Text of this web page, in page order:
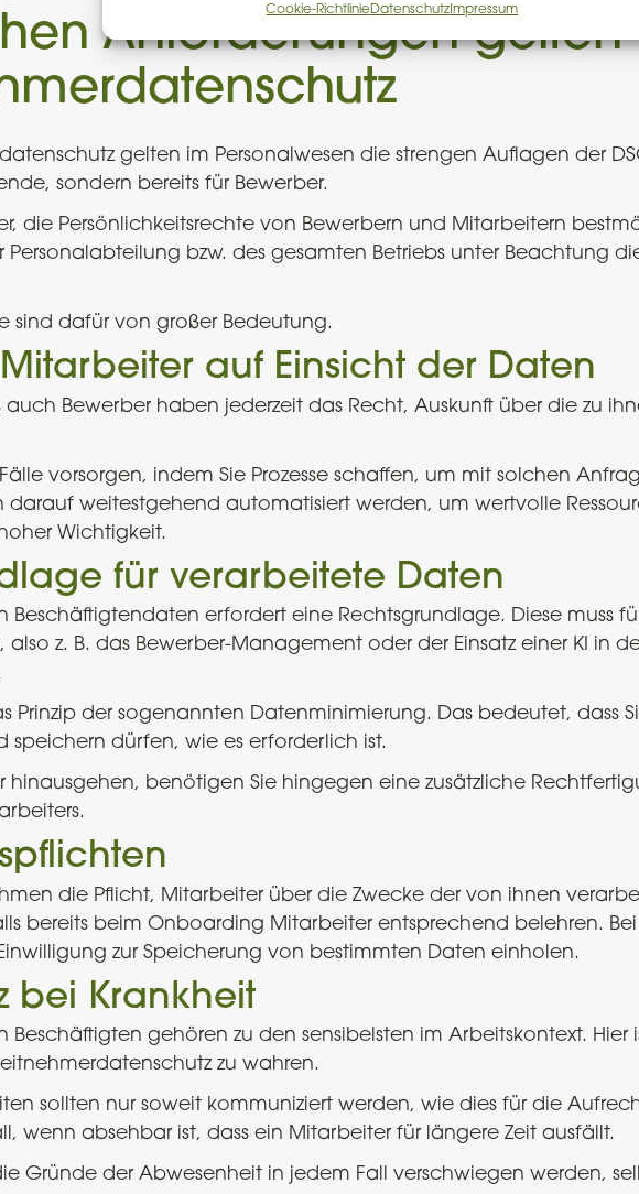
Cookie-RichtlinieDatenschutz Impressum
Anforderungen gelten
gelten im Personalwesen die strengen Auflagen der
sondern bereits für Bewerber.
die Persönlichkeitsrechte von Bewerbern und Mitarbeitern
bzw. des gesamten Betriebs unter Beachtung
sind dafür von großer Bedeutung.
auf Einsicht der Daten
Bewerber haben jederzeit das Recht, Auskunft über die zu
vorsorgen, indem Sie Prozesse schaffen, um mit solchen
weitestgehend automatisiert werden, um wertvolle
Wichtigkeit.
für verarbeitete Daten
Beschäftigtendaten erfordert eine Rechtsgrundlage. Diese muss
z. B. das Bewerber-Management oder der Einsatz einer KI in
Prinzip der sogenannten Datenminimierung. Das bedeutet, dass
speichern dürfen, wie es erforderlich ist.
hinausgehen, benötigen Sie hingegen eine zusätzliche
die Pflicht, Mitarbeiter über die Zwecke der von ihnen
bereits beim Onboarding Mitarbeiter entsprechend belehren.
zur Speicherung von bestimmten Daten einholen.
bei Krankheit
Beschäftigten gehören zu den sensibelsten im Arbeitskontext. Hier
zu wahren.
sollten nur soweit kommuniziert werden, wie dies für die
wenn absehbar ist, dass ein Mitarbeiter für längere Zeit ausfällt.
Gründe der Abwesenheit in jedem Fall verschwiegen werden,